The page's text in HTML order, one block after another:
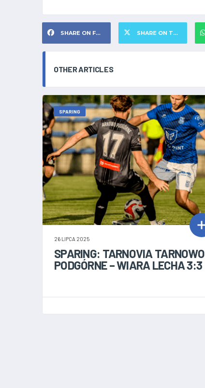
SHARE ON FACEBOOK SHARE ON TWITTER
OTHER ARTICLES
SPARING
26 LIPCA 2025
SPARING: TARNOVIA TARNOWO
PODGÓRNE – WIARA LECHA 3:3